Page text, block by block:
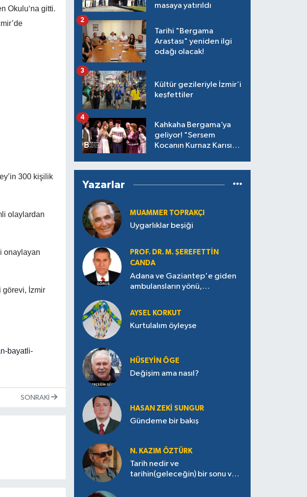
Okulu‘na gitti.
300 kişilik
olaylardan
onaylayan
görevi, İzmir
bayatli-
SONRAKI
masaya yatırıldı
Tarihi "Bergama
Arastası" yeniden ilgi
odağı olacak!
2
Kültür gezileriyle İzmir’i
keşfettiler
3
Kahkaha Bergama’ya
geliyor! "Sersem
Kocanın Kurnaz Karısı"
4
Yazarlar
MUAMMER TOPRAKÇI
Uygarlıklar beşiği
PROF. DR. M. ŞEREFETTIN
CANDA
Adana ve Gaziantep'e giden
ambulansların yönü,
AYSEL KORKUT
Kurtulalım öyleyse
HÜSEYIN ÖGE
Değişim ama nasıl?
HASAN ZEKI SUNGUR
Gündeme bir bakış
N. KAZIM ÖZTÜRK
Tarih nedir ve
tarihin(geleceğin) bir sonu var